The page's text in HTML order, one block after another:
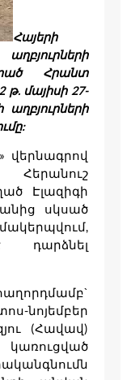
Հայերի
Հրանտ
մայիսի 27-
վերնագրով
Էլազիգի
սկսած
նոյեմբեր
(Հավավ)
կառուցված